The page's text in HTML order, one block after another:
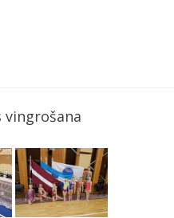
vingrošana